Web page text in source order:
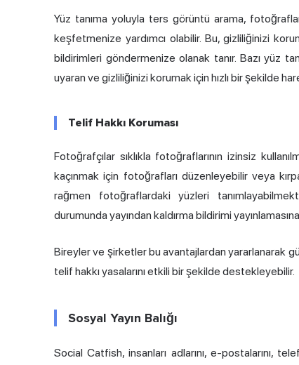
Yüz tanıma yoluyla ters görüntü arama,
keşfetmenize yardımcı olabilir. Bu, gizliliğinizi
bildirimleri göndermenize olanak tanır. Bazı yüz
uyaran ve gizliliğinizi korumak için hızlı bir şekilde
Telif Hakkı Koruması
Fotoğrafçılar sıklıkla fotoğraflarının izinsiz
kaçınmak için fotoğrafları düzenleyebilir veya
rağmen fotoğraflardaki yüzleri
durumunda yayından kaldırma bildirimi
Bireyler ve şirketler bu avantajlardan yararlanarak
telif hakkı yasalarını etkili bir şekilde destekleyebilir.
Sosyal Yayın Balığı
Social Catfish, insanları adlarını, e-postalarını,